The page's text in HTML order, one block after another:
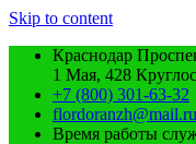
Skip to content
Краснодар
1 Мая, 428
+7 (800) 301-63-32
flordoranzh@mail.ru
Время работы